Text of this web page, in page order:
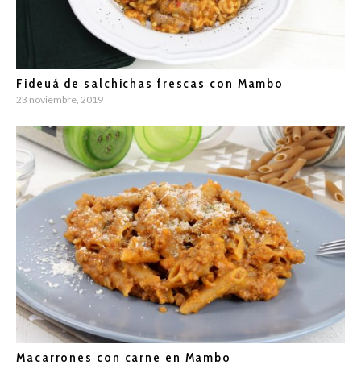
Fideuá de salchichas frescas con Mambo
23 noviembre, 2019
Macarrones con carne en Mambo